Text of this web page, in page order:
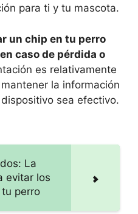
para ti y tu mascota.
un chip en tu perro
caso de pérdida o
es relativamente
la información
sea efectivo.
La
evitar los
perro